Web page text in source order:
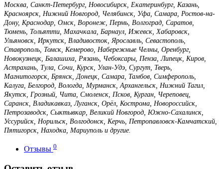
Москва, Санкт-Петербург, Новосибирск, Екатеринбург, Казань,
Красноярск, Нижний Новгород, Челябинск, Уфа, Самара, Ростов-на-
Дону, Краснодар, Омск, Воронеж, Пермь, Волгоград, Саратов,
Тюмень, Тольятти, Махачкала, Барнаул, Ижевск, Хабаровск,
Ульяновск, Иркутск, Владивосток, Ярославль, Севастополь,
Ставрополь, Томск, Кемерово, Набережные Челны, Оренбург,
Новокузнецк, Балашиха, Рязань, Чебоксары, Пенза, Липецк, Киров,
Астрахань, Тула, Сочи, Курск, Улан-Удэ, Сургут, Тверь,
Магнитогорск, Брянск, Донецк, Самара, Тамбов, Симферополь,
Калуга, Белгород, Вологда, Мурманск, Архангельск, Нижний Тагил,
Якутск, Грозный, Чита, Смоленск, Псков, Курган, Череповец,
Саранск, Владикавказ, Луганск, Орёл, Кострома, Новороссийск,
Петрозаводск, Сыктывкар, Великий Новгород, Южно-Сахалинск,
Уссурийск, Норильск, Волгодонск, Керчь, Петропавловск-Камчатский,
Пятигорск, Находка, Мариуполь и другие.
Отзывы 0